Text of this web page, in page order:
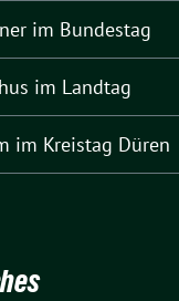
im Bundestag
im Landtag
im Kreistag Düren